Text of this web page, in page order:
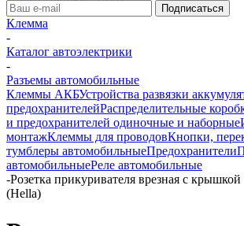
Клемма
-
Каталог автоэлектрики
-
Разъемы автомобильные
Клеммы АКБУстройства развязки
предохранителейРаспределительные
и предохранителей одиночные и наборные
монтажКлеммы для проводовКнопки,
тумблеры автомобильныеПредохранители
автомобильныеРеле автомобильные
-Розетка прикуривателя врезная с
(Hella)